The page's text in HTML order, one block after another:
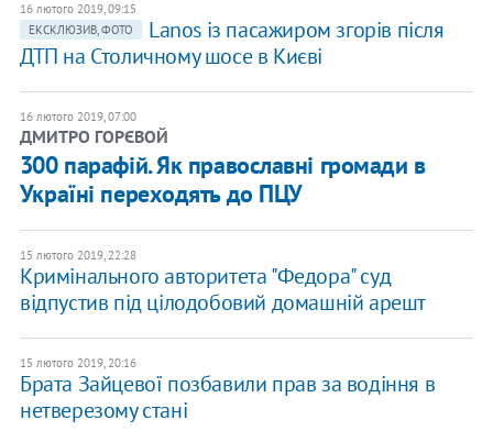
16 лютого 2019, 09:15
ЕКСКЛЮЗИВ, ФОТО
​Lanos із пасажиром згорів після
ДТП на Столичному шосе в Києві
16 лютого 2019, 07:00
ДМИТРО ГОРЄВОЙ
300 парафій. Як православні громади в
Україні переходять до ПЦУ
15 лютого 2019, 22:28
Кримінального авторитета "Федора" суд
відпустив під цілодобовий домашній арешт
15 лютого 2019, 20:16
Брата Зайцевої позбавили прав за водіння в
нетверезому стані